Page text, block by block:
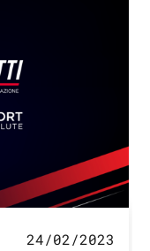
24/02/2023